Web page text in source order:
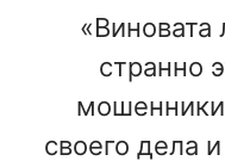
«Виновата
странно
своего дела